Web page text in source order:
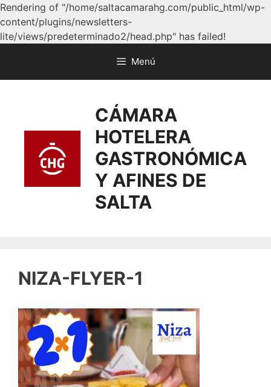
Rendering of "/home/saltacamarahg.com/public_html/wp-
content/plugins/newsletters-
lite/views/predeterminado2/head.php" has failed!
Menú
CÁMARA
HOTELERA
GASTRONÓMICA
Y AFINES DE
SALTA
NIZA-FLYER-1